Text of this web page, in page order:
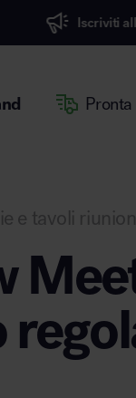
alla Newsletter,
e tavoli